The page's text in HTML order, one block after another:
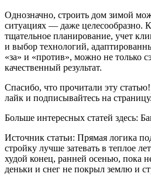
Однозначно, строить дом зимой
ситуациях — даже целесообразно.
тщательное планирование, учет
и выбор технологий,
«за» и «против», можно не только
качественный результат.
Спасибо, что прочитали эту
лайк и подписывайтесь на страницу.
Больше интересных статей здесь:
Источник статьи: Прямая логика
стройку лучше затевать в теплое
худой конец, ранней осенью, пока
деньки и снег не покрыл землю и